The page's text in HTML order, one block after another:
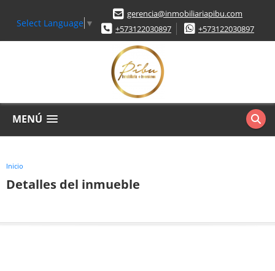
Select Language ▼
gerencia@inmobiliariapibu.com
+573122030897
+573122030897
MENÚ
Inicio
Detalles del inmueble